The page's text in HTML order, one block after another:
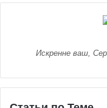
Искренне ваш,